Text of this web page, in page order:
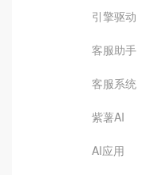
引擎驱动
客服助手
客服系统
紫薯AI
AI应用